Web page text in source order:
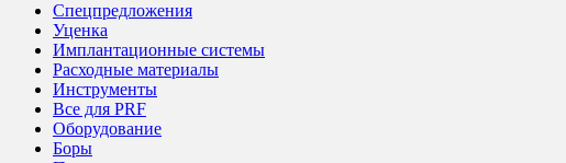
Спецпредложения
Уценка
Имплантационные системы
Расходные материалы
Инструменты
Все для PRF
Оборудование
Боры